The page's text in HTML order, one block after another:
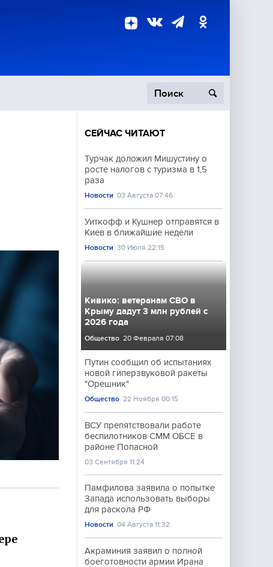
СЕЙЧАС ЧИТАЮТ
Турчак доложил Мишустину о
росте налогов с туризма в 1,5
раза
Новости 03 Августа 07:46
Уиткофф и Кушнер отправятся в
Киев в ближайшие недели
Новости 30 Июля 22:15
Кивико: ветеранам СВО в
Крыму дадут 3 млн рублей с
2026 года
Общество 20 Февраля 07:08
Путин сообщил об испытаниях
новой гиперзвуковой ракеты
"Орешник"
Общество 22 Ноября 00:15
ВСУ препятствовали работе
беспилотников СММ ОБСЕ в
районе Попасной
03 Сентября 11:24
Памфилова заявила о попытке
Запада использовать выборы
для раскола РФ
Новости 04 Августа 11:32
Акраминия заявил о полной
боеготовности армии Ирана